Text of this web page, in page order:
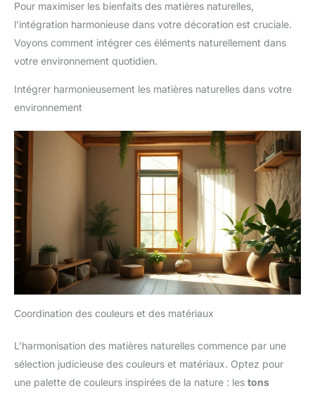
Pour maximiser les bienfaits des matières naturelles,
l’intégration harmonieuse dans votre décoration est cruciale.
Voyons comment intégrer ces éléments naturellement dans
votre environnement quotidien.
Intégrer harmonieusement les matières naturelles dans votre
environnement
Coordination des couleurs et des matériaux
L’harmonisation des matières naturelles commence par une
sélection judicieuse des couleurs et matériaux. Optez pour
une palette de couleurs inspirées de la nature : les tons